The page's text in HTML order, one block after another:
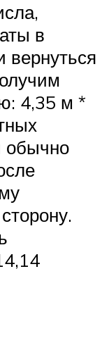
в
вернуться
4,35 м *
обычно